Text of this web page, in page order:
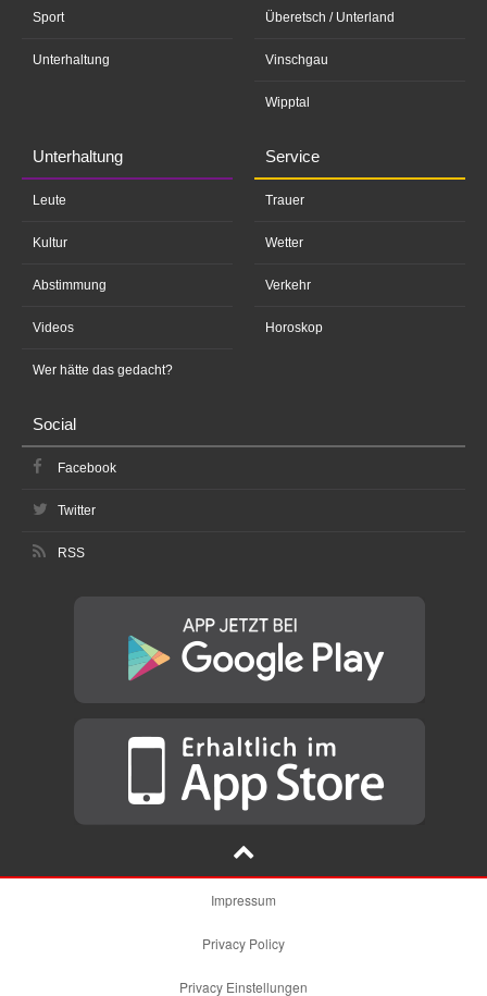
Sport
Unterhaltung
Überetsch / Unterland
Vinschgau
Wipptal
Unterhaltung
Leute
Kultur
Abstimmung
Videos
Wer hätte das gedacht?
Service
Trauer
Wetter
Verkehr
Horoskop
Social
Facebook
Twitter
RSS
Impressum
Privacy Policy
Privacy Einstellungen